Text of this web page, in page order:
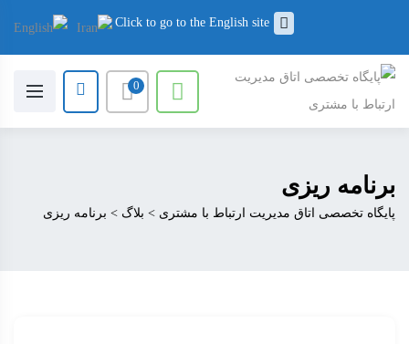
Click to go to the English site
0
برنامه ریزی
پایگاه تخصصی اتاق مدیریت ارتباط با مشتری > بلاگ > برنامه ریزی